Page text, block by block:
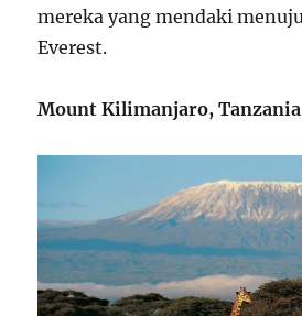
mereka yang mendaki
Everest.
Mount Kilimanjaro, Tanzania